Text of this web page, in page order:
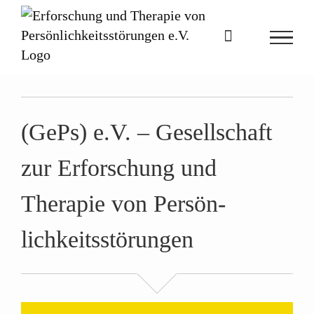
Zum
Inhalt
springen
(GePs) e.V. – Gesell­schaft
zur Erforschung und
Therapie von Persön­
lichkeits­­störungen